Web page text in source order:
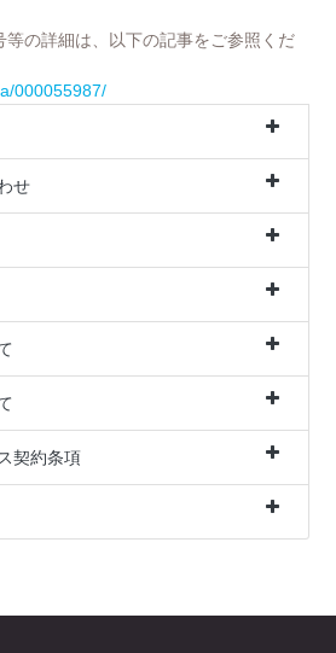
の詳細は、以下の記事をご参照くだ
000055987/
せ
契約条項